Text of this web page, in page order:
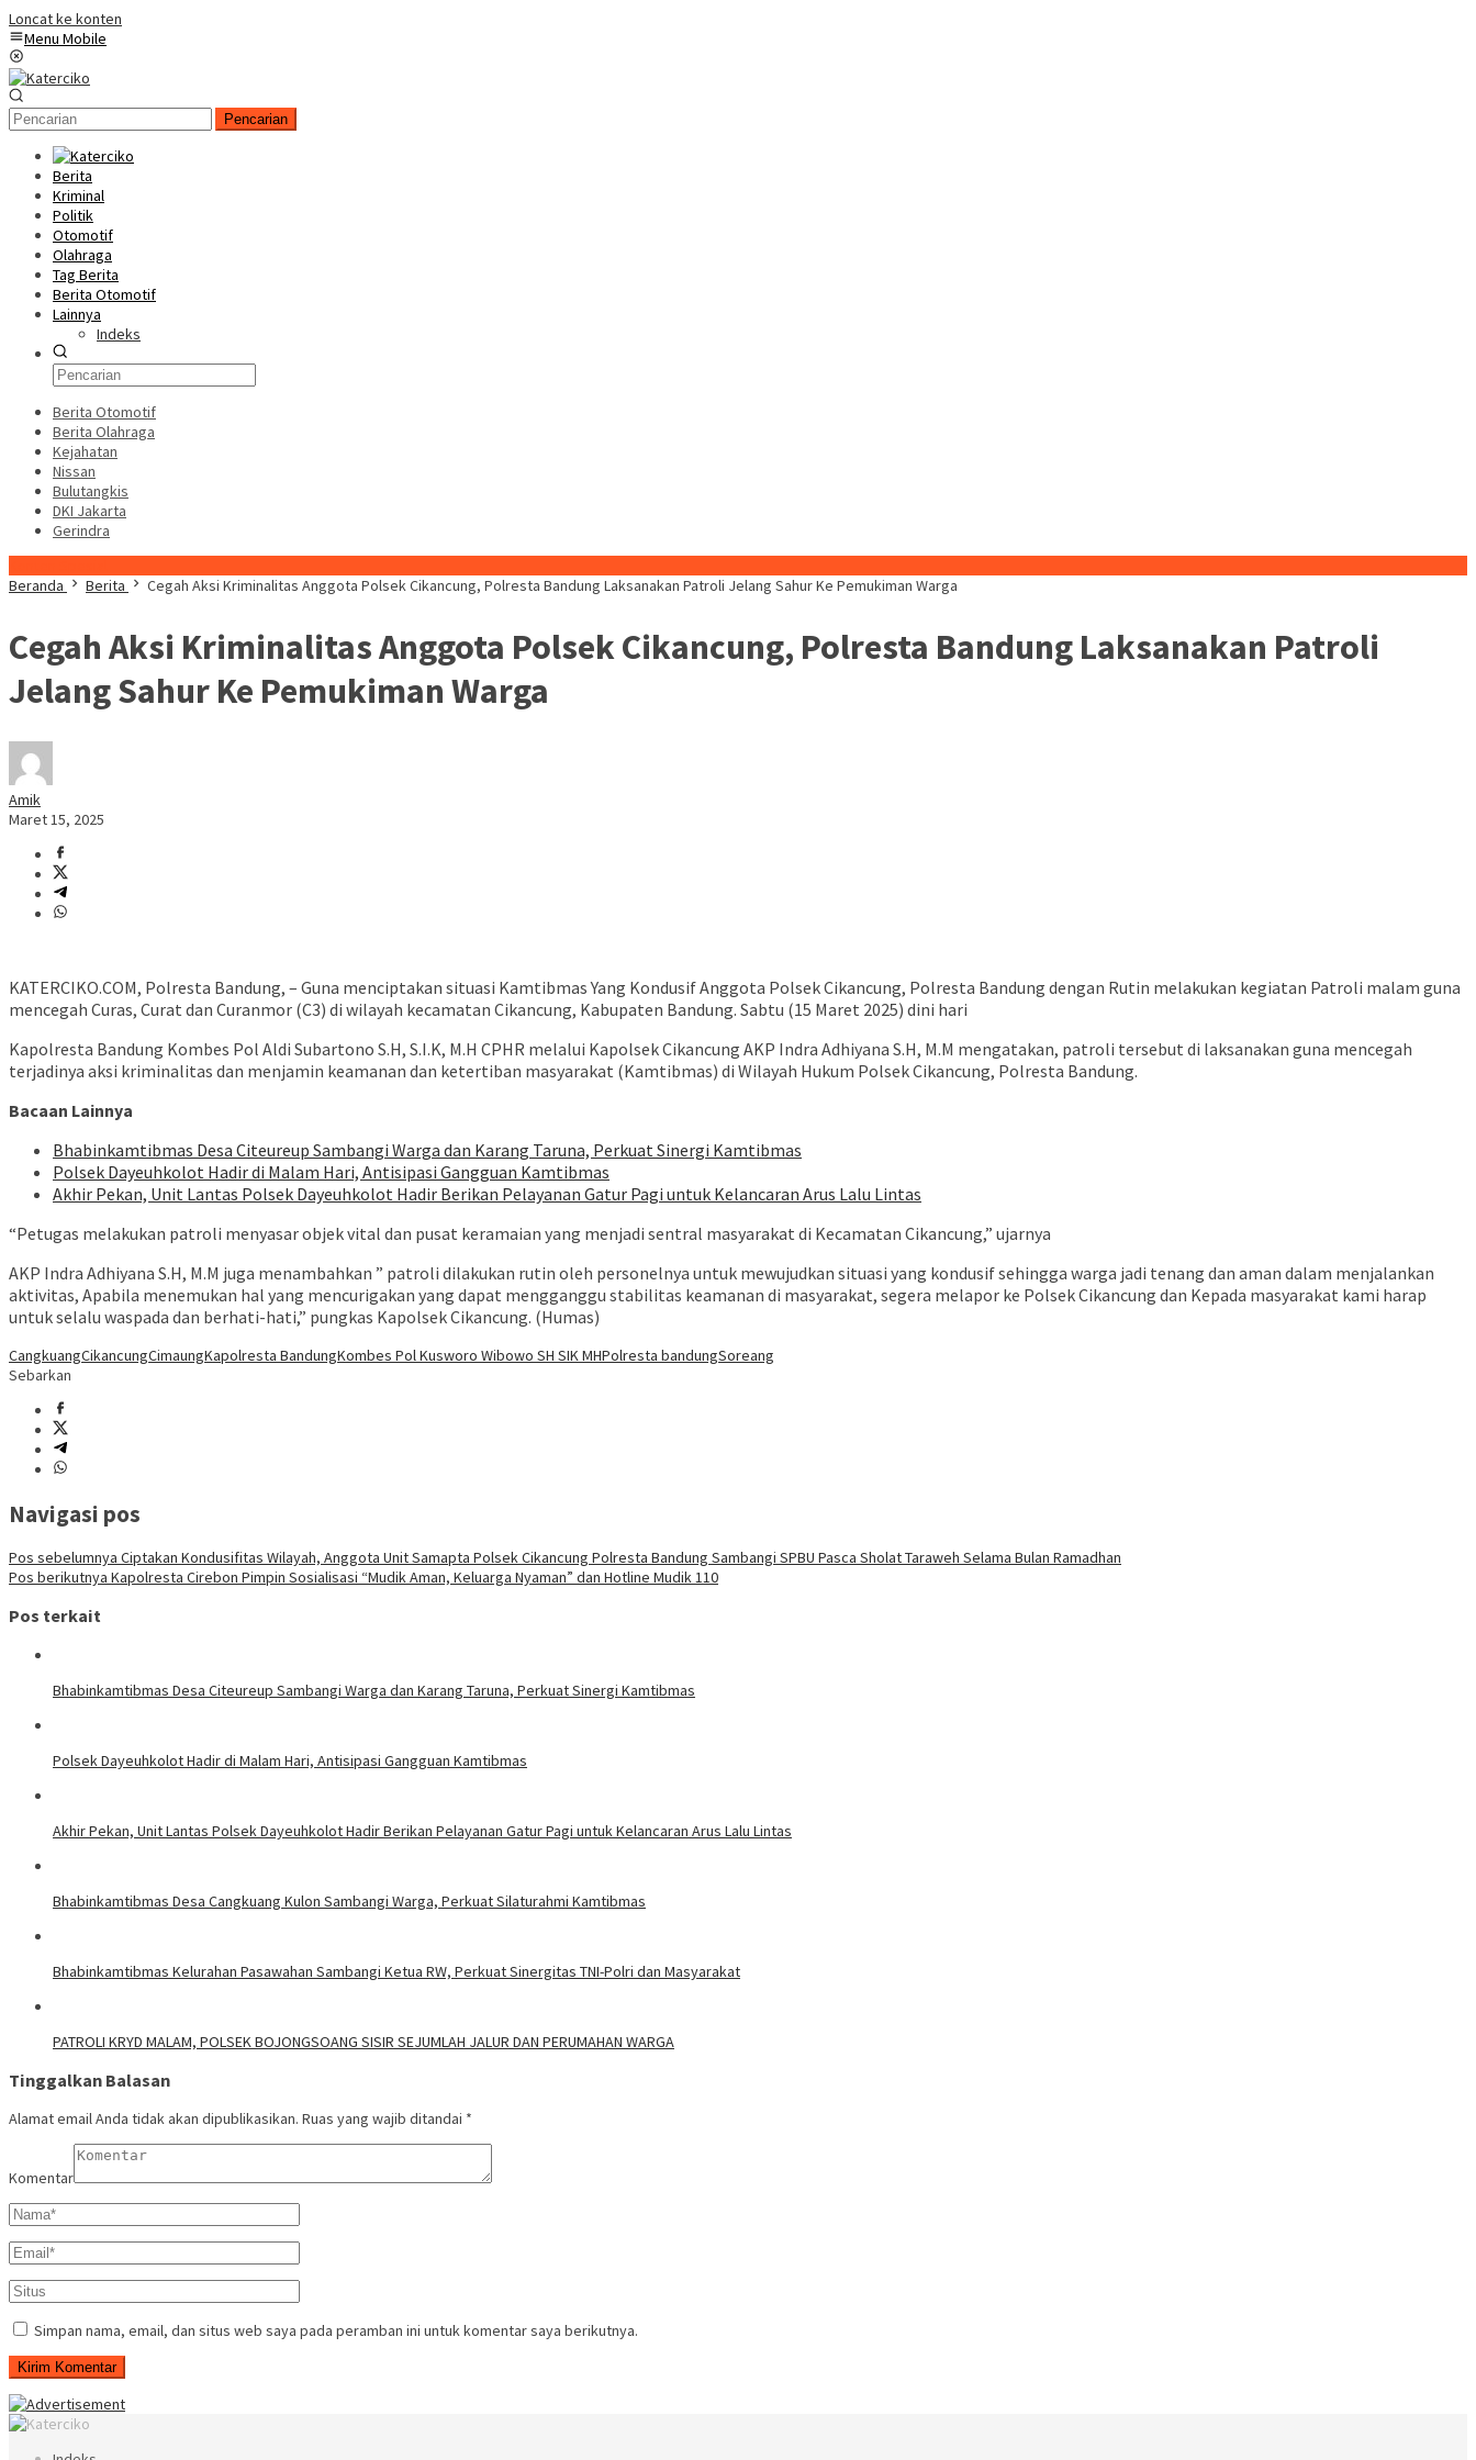
Loncat ke konten
Menu Mobile
Pencarian
Berita
Kriminal
Politik
Otomotif
Olahraga
Tag Berita
Berita Otomotif
Lainnya
Indeks
Berita Otomotif
Berita Olahraga
Kejahatan
Nissan
Bulutangkis
DKI Jakarta
Gerindra
Beranda
Berita Cegah Aksi Kriminalitas Anggota Polsek Cikancung, Polresta Bandung Laksanakan Patroli Jelang Sahur Ke Pemukiman Warga
Cegah Aksi Kriminalitas Anggota Polsek Cikancung, Polresta Bandung Laksanakan Patroli
Jelang Sahur Ke Pemukiman Warga
Amik
Maret 15, 2025
KATERCIKO.COM, Polresta Bandung, – Guna menciptakan situasi Kamtibmas Yang Kondusif Anggota Polsek Cikancung, Polresta Bandung dengan Rutin melakukan kegiatan Patroli malam guna
mencegah Curas, Curat dan Curanmor (C3) di wilayah kecamatan Cikancung, Kabupaten Bandung. Sabtu (15 Maret 2025) dini hari
Kapolresta Bandung Kombes Pol Aldi Subartono S.H, S.I.K, M.H CPHR melalui Kapolsek Cikancung AKP Indra Adhiyana S.H, M.M mengatakan, patroli tersebut di laksanakan guna mencegah
terjadinya aksi kriminalitas dan menjamin keamanan dan ketertiban masyarakat (Kamtibmas) di Wilayah Hukum Polsek Cikancung, Polresta Bandung.
Bacaan Lainnya
Bhabinkamtibmas Desa Citeureup Sambangi Warga dan Karang Taruna, Perkuat Sinergi Kamtibmas
Polsek Dayeuhkolot Hadir di Malam Hari, Antisipasi Gangguan Kamtibmas
Akhir Pekan, Unit Lantas Polsek Dayeuhkolot Hadir Berikan Pelayanan Gatur Pagi untuk Kelancaran Arus Lalu Lintas
“Petugas melakukan patroli menyasar objek vital dan pusat keramaian yang menjadi sentral masyarakat di Kecamatan Cikancung,” ujarnya
AKP Indra Adhiyana S.H, M.M juga menambahkan ” patroli dilakukan rutin oleh personelnya untuk mewujudkan situasi yang kondusif sehingga warga jadi tenang dan aman dalam menjalankan
aktivitas, Apabila menemukan hal yang mencurigakan yang dapat mengganggu stabilitas keamanan di masyarakat, segera melapor ke Polsek Cikancung dan Kepada masyarakat kami harap
untuk selalu waspada dan berhati-hati,” pungkas Kapolsek Cikancung. (Humas)
CangkuangCikancungCimaungKapolresta BandungKombes Pol Kusworo Wibowo SH SIK MHPolresta bandungSoreang
Sebarkan
Navigasi pos
Pos sebelumnya Ciptakan Kondusifitas Wilayah, Anggota Unit Samapta Polsek Cikancung Polresta Bandung Sambangi SPBU Pasca Sholat Taraweh Selama Bulan Ramadhan
Pos berikutnya Kapolresta Cirebon Pimpin Sosialisasi “Mudik Aman, Keluarga Nyaman” dan Hotline Mudik 110
Pos terkait
Bhabinkamtibmas Desa Citeureup Sambangi Warga dan Karang Taruna, Perkuat Sinergi Kamtibmas
Polsek Dayeuhkolot Hadir di Malam Hari, Antisipasi Gangguan Kamtibmas
Akhir Pekan, Unit Lantas Polsek Dayeuhkolot Hadir Berikan Pelayanan Gatur Pagi untuk Kelancaran Arus Lalu Lintas
Bhabinkamtibmas Desa Cangkuang Kulon Sambangi Warga, Perkuat Silaturahmi Kamtibmas
Bhabinkamtibmas Kelurahan Pasawahan Sambangi Ketua RW, Perkuat Sinergitas TNI-Polri dan Masyarakat
PATROLI KRYD MALAM, POLSEK BOJONGSOANG SISIR SEJUMLAH JALUR DAN PERUMAHAN WARGA
Tinggalkan Balasan
Alamat email Anda tidak akan dipublikasikan. Ruas yang wajib ditandai *
Komentar
Simpan nama, email, dan situs web saya pada peramban ini untuk komentar saya berikutnya.